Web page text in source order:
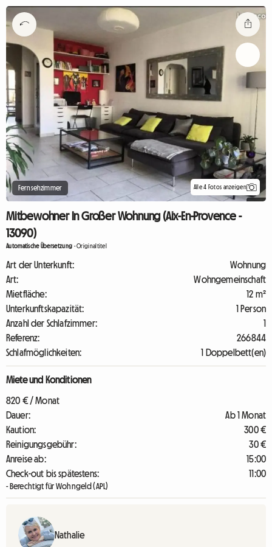
Fernsehzimmer Alle 4 Fotos anzeigen
Mitbewohner In Großer Wohnung (Aix-En-Provence -
13090)
Automatische Übersetzung -Originaltitel
Art der Unterkunft:
Wohnung
Art:
Wohngemeinschaft
Mietfläche:
12 m²
Unterkunftskapazität:
1 Person
Anzahl der Schlafzimmer:
1
Referenz:
266844
Schlafmöglichkeiten:
1 Doppelbett(en)
Miete und Konditionen
820 € / Monat
Dauer:
Ab 1 Monat
Kaution:
300 €
Reinigungsgebühr:
30 €
Anreise ab:
15:00
Check-out bis spätestens:
11:00
- Berechtigt für Wohngeld (APL)
Nathalie